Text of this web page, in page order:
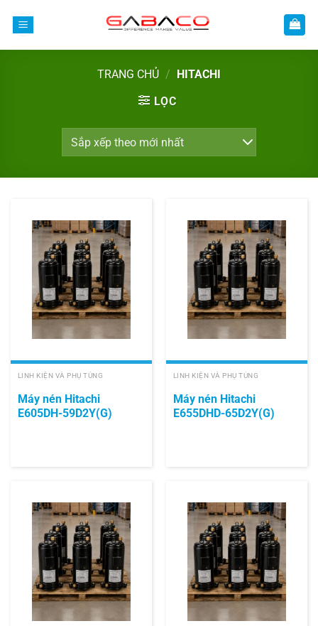
TRANG CHỦ / HITACHI
LỌC
LINH KIỆN VÀ PHỤ TÙNG
Máy nén Hitachi
E605DH-59D2Y(G)
LINH KIỆN VÀ PHỤ TÙNG
Máy nén Hitachi
E655DHD-65D2Y(G)